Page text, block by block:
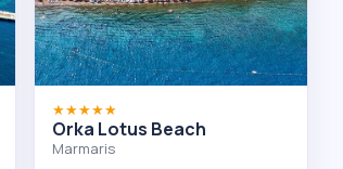
★★★★★
Orka Lotus Beach
Marmaris